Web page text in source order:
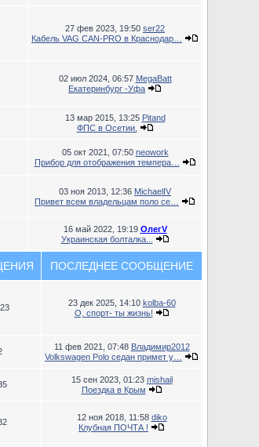
27 фев 2023, 19:50 ser22
Кабель VAG CAN-PRO в Краснодар…
02 июл 2024, 06:57 MegaBatt
Екатеринбург -Уфа
13 мар 2015, 13:25 Pitand
ФПС в Осетии.
05 окт 2021, 07:50 neowork
Прибор для отображения темпера…
03 ноя 2013, 12:36 MichaelIV
Привет всем владельцам поло се…
16 май 2022, 19:19 ОлегV
Украинская болталка...
ПОСЛЕДНЕЕ СООБЩЕНИЕ
23 дек 2025, 14:10 kolba-60
О, спорт- ты жизнь!
11 фев 2021, 07:48 Владимир2012
Volkswagen Polo седан примет у…
15 сен 2023, 01:23 mishail
Поездка в Крым
12 ноя 2018, 11:58 diko
Клубная ПОЧТА !